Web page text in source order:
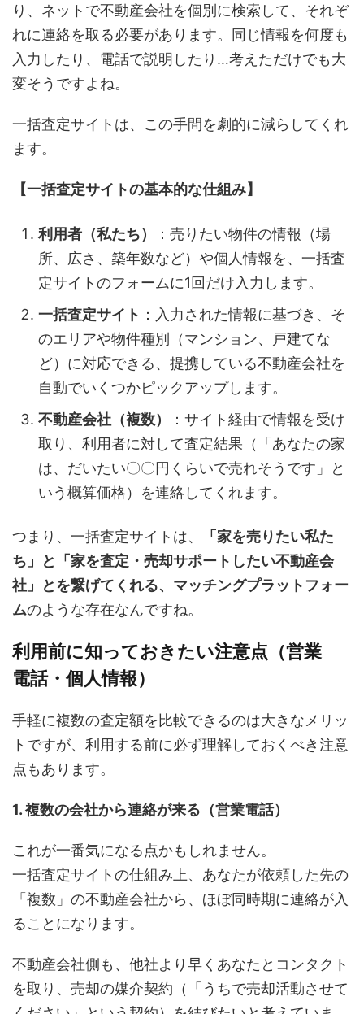
り、ネットで不動産会社を個別に検索して、それぞ
れに連絡を取る必要があります。同じ情報を何度も
入力したり、電話で説明したり…考えただけでも大
変そうですよね。
一括査定サイトは、この手間を劇的に減らしてくれ
ます。
【一括査定サイトの基本的な仕組み】
利用者（私たち）
：売りたい物件の情報（場
所、広さ、築年数など）や個人情報を、一括査
定サイトのフォームに1回だけ入力します。
一括査定サイト ：入力された情報に基づき、そ
のエリアや物件種別（マンション、戸建てな
ど）に対応できる、提携している不動産会社を
自動でいくつかピックアップします。
不動産会社（複数）
：サイト経由で情報を受け
取り、利用者に対して査定結果（「あなたの家
は、だいたい〇〇円くらいで売れそうです」と
いう概算価格）を連絡してくれます。
つまり、一括査定サイトは、
「家を売りたい私た
ち」と「家を査定・売却サポートしたい不動産会
社」とを繋げてくれる、マッチングプラットフォー
ムのような存在なんですね。
利用前に知っておきたい注意点（営業
電話・個人情報）
手軽に複数の査定額を比較できるのは大きなメリッ
トですが、利用する前に必ず理解しておくべき注意
点もあります。
1. 複数の会社から連絡が来る（営業電話）
これが一番気になる点かもしれません。
一括査定サイトの仕組み上、あなたが依頼した先の
「複数」の不動産会社から、ほぼ同時期に連絡が入
ることになります。
不動産会社側も、他社より早くあなたとコンタクト
を取り、売却の媒介契約（「うちで売却活動させて